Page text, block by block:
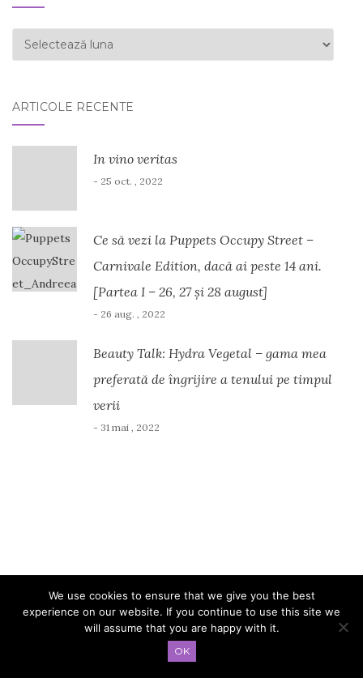
ARHIVĂ
ARTICOLE RECENTE
In vino veritas
- 25 oct. , 2022
Ce să vezi la Puppets Occupy Street –
Carnivale Edition, dacă ai peste 14 ani.
[Partea I – 26, 27 și 28 august]
- 26 aug. , 2022
Beauty Talk: Hydra Vegetal – gama mea
preferată de îngrijire a tenului pe timpul
verii
- 31 mai , 2022
Copyright Andreea Melinescu - 2025 - Temă de
We use cookies to ensure that we give you the best
experience on our website. If you continue to use this site we
will assume that you are happy with it.
OK